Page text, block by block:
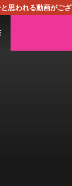
思われる動画がござ